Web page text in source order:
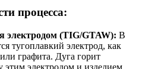
процесса:
электродом (TIG/GTAW): В
тугоплавкий электрод, как
графита. Дуга горит
этим электродом и изделием